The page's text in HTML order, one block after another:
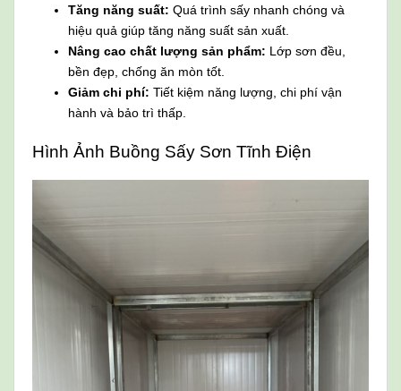
Tăng năng suất: Quá trình sấy nhanh chóng và
hiệu quả giúp tăng năng suất sản xuất.
Nâng cao chất lượng sản phẩm: Lớp sơn đều,
bền đẹp, chống ăn mòn tốt.
Giảm chi phí: Tiết kiệm năng lượng, chi phí vận
hành và bảo trì thấp.
Hình Ảnh Buồng Sấy Sơn Tĩnh Điện